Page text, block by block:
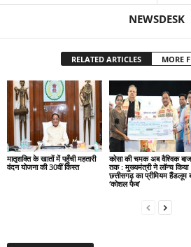
NEWSDESK
RELATED ARTICLES MORE
मातृशक्ति के खातों में पहुँची महतारी
वंदन योजना की 30वीं किस्त
कोसा की चमक अब वैश्विक
तक : मुख्यमंत्री ने लॉन्च किया
छत्तीसगढ़ का प्रीमियम हैंडलूम
‘कोशल फैब’